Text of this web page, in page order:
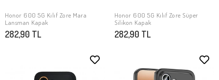
SEPETE EKLE
Honor 600 5G Kılıf Zore Mara
Lansman Kapak
282,90 TL
SEPETE EKLE
Honor 600 5G Kılıf Zore Süper
Silikon Kapak
282,90 TL